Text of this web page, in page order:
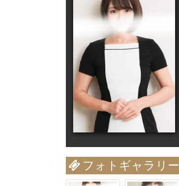
フォトギャラリー